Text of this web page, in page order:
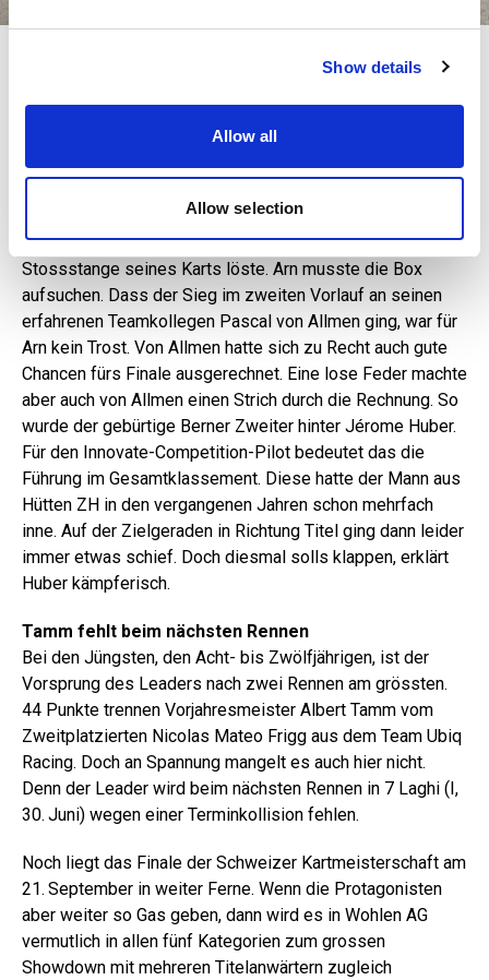
provide social media features and to analyse our traffic.
may combine it with other information that you’ve
provided to them or that they’ve collected from your use
Show details
Allow all
Allow selection
In der Kategorie OK-Senioren sorgte einer, der vom Alter
her locker bei den Junioren mitfahren könnte, für
Schlagzeilen: Levi Arn. Der 13-jährige Solothurner fuhr in
ersten Vorlauf hinter sich. Auch im zweiten Heat war Arn
nicht zu bremsen – bis sich eine Schraube an der
Stossstange seines Karts löste. Arn musste die Box
aufsuchen. Dass der Sieg im zweiten Vorlauf an seinen
erfahrenen Teamkollegen Pascal von Allmen ging, war für
Arn kein Trost. Von Allmen hatte sich zu Recht auch gute
Chancen fürs Finale ausgerechnet. Eine lose Feder machte
aber auch von Allmen einen Strich durch die Rechnung. So
wurde der gebürtige Berner Zweiter hinter Jérome Huber.
Für den Inno­vate-­Competition-Pilot bedeutet das die
Führung im Gesamtklassement. Diese hatte der Mann aus
Hütten ZH in den vergangenen Jahren schon mehrfach
inne. Auf der Zielgeraden in Richtung Titel ging dann leider
immer etwas schief. Doch diesmal solls klappen, erklärt
Huber kämpferisch.
Tamm fehlt beim nächsten Rennen
Bei den Jüngsten, den Acht- bis Zwölfjährigen, ist der
Vorsprung des Leaders nach zwei Rennen am grössten.
44 Punkte trennen Vorjahresmeister Albert Tamm vom
Zweitplatzierten Nicolas Mateo Frigg aus dem Team Ubiq
Racing. Doch an Spannung mangelt es auch hier nicht.
Denn der Leader wird beim nächsten Rennen in 7 Laghi (I,
30. Juni) wegen einer Terminkollision fehlen.
Noch liegt das Finale der Schweizer Kartmeisterschaft am
21. September in weiter Ferne. Wenn die Protagonisten
aber weiter so Gas geben, dann wird es in Wohlen AG
vermutlich in allen fünf Kategorien zum grossen
Showdown mit mehreren Titelanwärtern zugleich